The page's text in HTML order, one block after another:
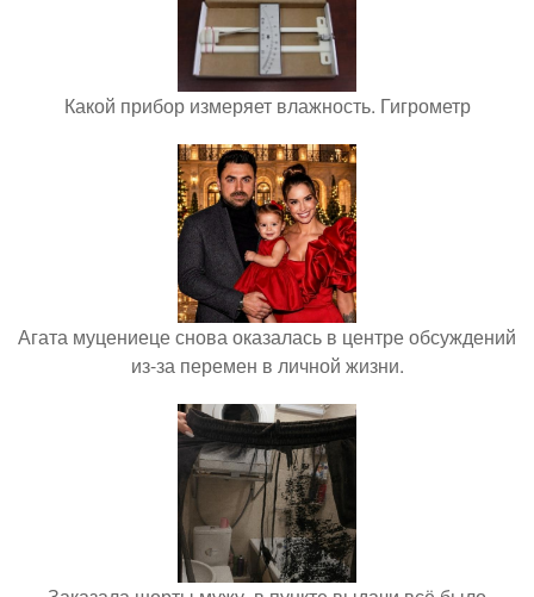
Какой прибор измеряет влажность. Гигрометр
Агата муцениеце снова оказалась в центре обсуждений
из-за перемен в личной жизни.